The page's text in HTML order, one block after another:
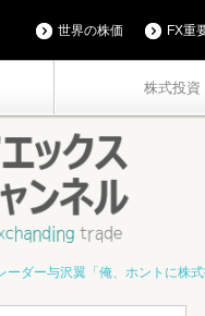
株式投資
世界の株価 FX重
ーダー与沢翼「俺、ホントに株